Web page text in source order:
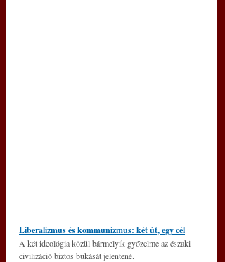
Liberalizmus és kommunizmus: két út, egy cél
A két ideológia közül bármelyik győzelme az északi
civilizáció biztos bukását jelentené.